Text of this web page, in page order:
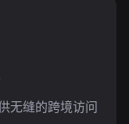
无缝的跨境访问